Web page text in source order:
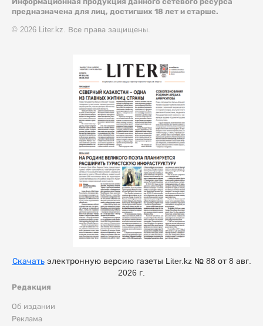
предназначена для лиц, достигших 18 лет и старше.
© 2026 Liter.kz. Все права защищены.
Редакция
Об издании
Реклама
Скачатьэлектронную версию газеты Liter.kz № 88 от 8 авг.
2026 г.